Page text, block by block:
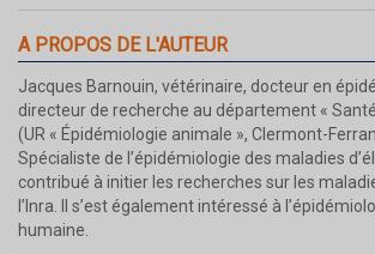
A PROPOS DE L'AUTEUR
Jacques Barnouin, vétérinaire, docteur en
directeur de recherche au département «
(UR « Épidémiologie animale », Clermont-
Spécialiste de l’épidémiologie des maladies
contribué à initier les recherches sur les
l’Inra. Il s’est également intéressé à
humaine.